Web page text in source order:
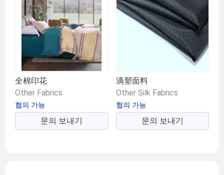
全棉印花
Other Fabrics
협의 가능
문의 보내기
滴塑面料
Other Silk Fabrics
협의 가능
문의 보내기